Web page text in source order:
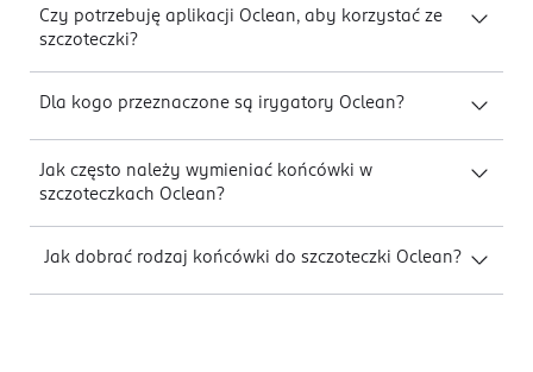
Czy potrzebuję aplikacji Oclean, aby korzystać ze
szczoteczki?
Dla kogo przeznaczone są irygatory Oclean?
Jak często należy wymieniać końcówki w
szczoteczkach Oclean?
Jak dobrać rodzaj końcówki do szczoteczki Oclean?